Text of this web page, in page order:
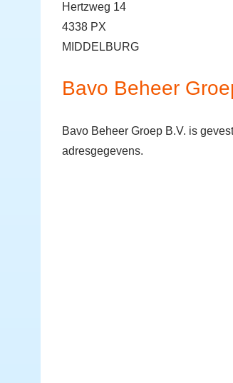
Hertzweg 14
4338 PX
MIDDELBURG
Bavo Beheer
Bavo Beheer Groep B.V. is
adresgegevens.